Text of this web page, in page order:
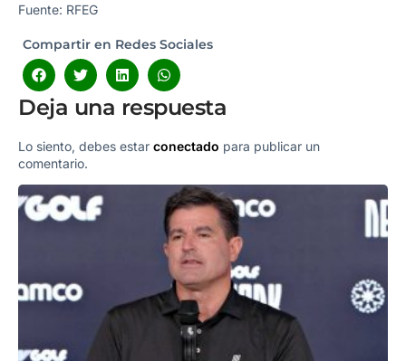
Fuente: RFEG
Compartir en Redes Sociales
Deja una respuesta
Lo siento, debes estar conectado para publicar un
comentario.